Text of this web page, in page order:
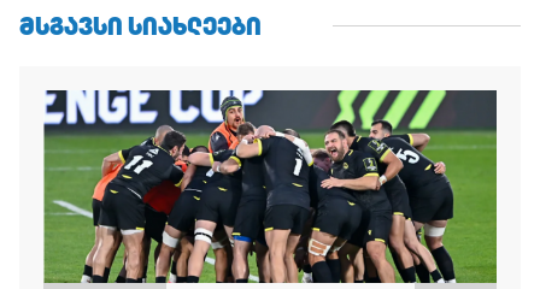
ᲛᲡᲒᲐᲕᲡᲘ ᲡᲘᲐᲮᲚᲔᲔᲑᲘ